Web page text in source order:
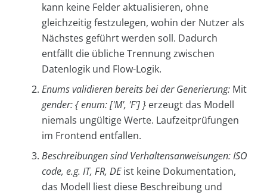
kann keine Felder aktualisieren, ohne
gleichzeitig festzulegen, wohin der Nutzer als
Nächstes geführt werden soll. Dadurch
entfällt die übliche Trennung zwischen
Datenlogik und Flow-Logik.
Enums validieren bereits bei der Generierung: Mit
gender: { enum: ['M', 'F'] } erzeugt das Modell
niemals ungültige Werte. Laufzeitprüfungen
im Frontend entfallen.
Beschreibungen sind Verhaltensanweisungen:ISO
code, e.g. IT, FR, DEist keine Dokumentation,
das Modell liest diese Beschreibung und